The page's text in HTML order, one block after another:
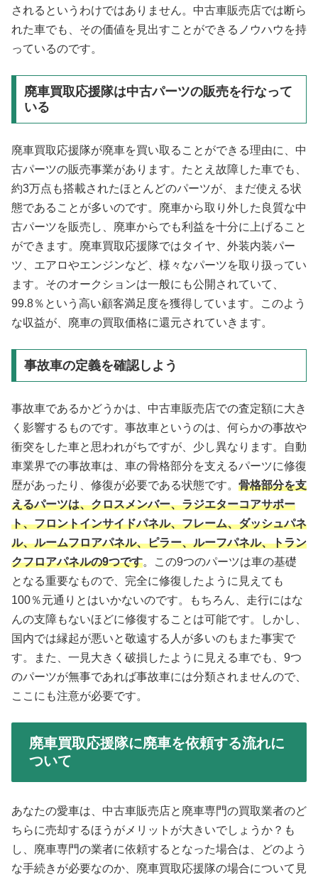
されるというわけではありません。中古車販売店では断ら
れた車でも、その価値を見出すことができるノウハウを持
っているのです。
廃車買取応援隊は中古パーツの販売を行なって
いる
廃車買取応援隊が廃車を買い取ることができる理由に、中
古パーツの販売事業があります。たとえ故障した車でも、
約3万点も搭載されたほとんどのパーツが、まだ使える状
態であることが多いのです。廃車から取り外した良質な中
古パーツを販売し、廃車からでも利益を十分に上げること
ができます。廃車買取応援隊ではタイヤ、外装内装パー
ツ、エアロやエンジンなど、様々なパーツを取り扱ってい
ます。そのオークションは一般にも公開されていて、
99.8％という高い顧客満足度を獲得しています。このよう
な収益が、廃車の買取価格に還元されていきます。
事故車の定義を確認しよう
事故車であるかどうかは、中古車販売店での査定額に大き
く影響するものです。事故車というのは、何らかの事故や
衝突をした車と思われがちですが、少し異なります。自動
車業界での事故車は、車の骨格部分を支えるパーツに修復
歴があったり、修復が必要である状態です。 骨格部分を支
えるパーツは、クロスメンバー、ラジエターコアサポー
ト、フロントインサイドパネル、フレーム、ダッシュパネ
ル、ルームフロアパネル、ピラー、ルーフパネル、トラン
クフロアパネルの9つです。この9つのパーツは車の基礎
となる重要なもので、完全に修復したように見えても
100％元通りとはいかないのです。もちろん、走行にはな
んの支障もないほどに修復することは可能です。しかし、
国内では縁起が悪いと敬遠する人が多いのもまた事実で
す。また、一見大きく破損したように見える車でも、9つ
のパーツが無事であれば事故車には分類されませんので、
ここにも注意が必要です。
廃車買取応援隊に廃車を依頼する流れに
ついて
あなたの愛車は、中古車販売店と廃車専門の買取業者のど
ちらに売却するほうがメリットが大きいでしょうか？も
し、廃車専門の業者に依頼するとなった場合は、どのよう
な手続きが必要なのか、廃車買取応援隊の場合について見